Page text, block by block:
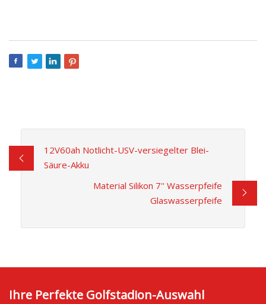
12V60ah Notlicht-USV-versiegelter Blei-
Säure-Akku
Material Silikon 7'' Wasserpfeife
Glaswasserpfeife
Ihre Perfekte Golfstadion-Auswahl